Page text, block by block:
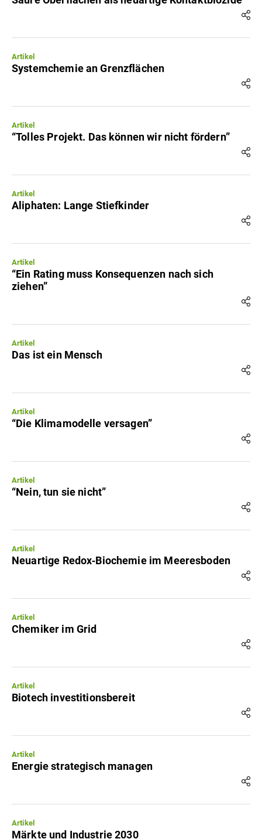
Artikel
Systemchemie an Grenzflächen
Artikel
“Tolles Projekt. Das können wir nicht fördern”
Artikel
Aliphaten: Lange Stiefkinder
Artikel
“Ein Rating muss Konsequenzen nach sich
ziehen”
Artikel
Das ist ein Mensch
Artikel
“Die Klimamodelle versagen”
Artikel
“Nein, tun sie nicht”
Artikel
Neuartige Redox‐Biochemie im Meeresboden
Artikel
Chemiker im Grid
Artikel
Biotech investitionsbereit
Artikel
Energie strategisch managen
Artikel
Märkte und Industrie 2030